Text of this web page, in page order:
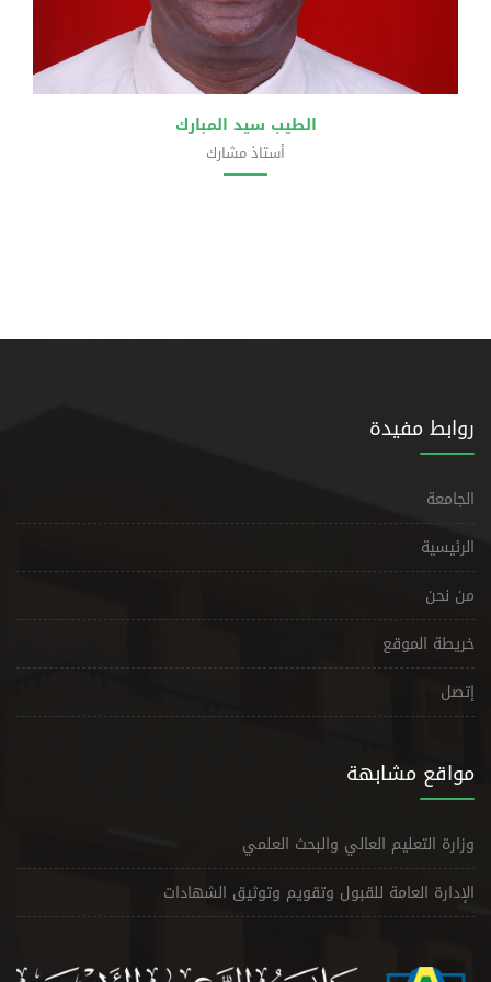
الطيب سيد المبارك
أستاذ مشارك
روابط مفيدة
الجامعة
الرئيسية
من نحن
خريطة الموقع
إتصل
مواقع مشابهة
وزارة التعليم العالي والبحث العلمي
الإدارة العامة للقبول وتقويم وتوثيق الشهادات